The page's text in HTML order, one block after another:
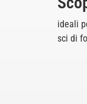
ideali
sci di